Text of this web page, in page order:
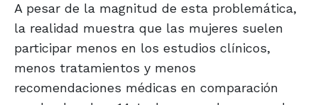
A pesar de la magnitud de esta problemática,
la realidad muestra que las mujeres suelen
participar menos en los estudios clínicos,
menos tratamientos y menos
recomendaciones médicas en comparación